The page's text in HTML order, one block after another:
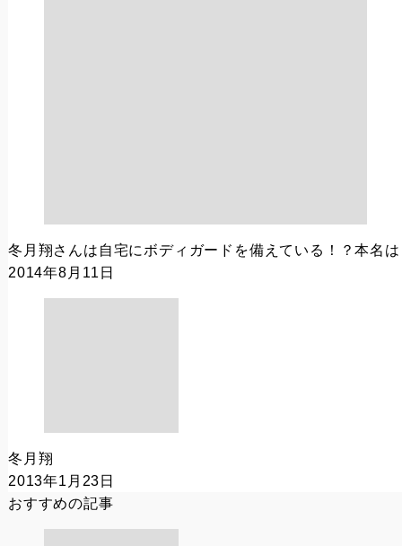
冬月翔さんは自宅にボディガードを備えている！？本名
2014年8月11日
冬月翔
2013年1月23日
おすすめの記事